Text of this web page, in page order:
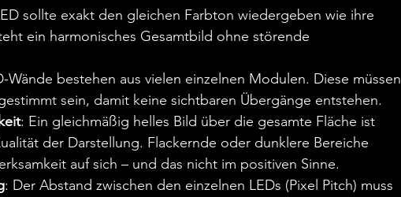
sollte exakt den gleichen Farbton wiedergeben wie ihre
ein harmonisches Gesamtbild ohne störende
Wände bestehen aus vielen einzelnen Modulen. Diese müssen
sein, damit keine sichtbaren Übergänge entstehen.
: Ein gleichmäßig helles Bild über die gesamte Fläche ist
der Darstellung. Flackernde oder dunklere Bereiche
auf sich – und das nicht im positiven Sinne.
: Der Abstand zwischen den einzelnen LEDs (Pixel Pitch) muss